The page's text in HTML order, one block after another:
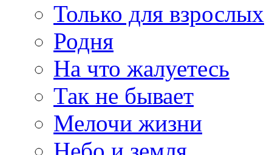
Только для взрослых
Родня
На что жалуетесь
Так не бывает
Мелочи жизни